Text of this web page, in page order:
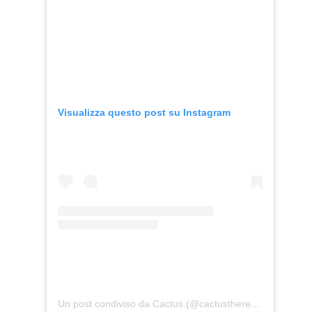
Visualizza questo post su Instagram
Un post condiviso da Cactus (@cactustherescue)